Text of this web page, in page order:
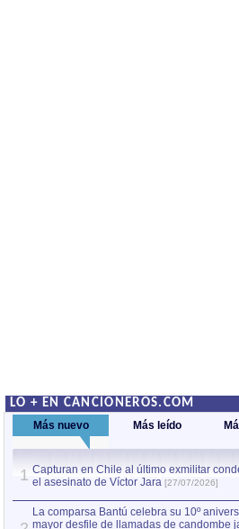
LO + EN CANCIONEROS.COM
Más nuevo Más leído
1 Capturan en Chile al último exmilitar
el asesinato de Víctor Jara [27/07/2026]
La comparsa Bantú celebra su 10º
mayor desfile de llamadas de candombe